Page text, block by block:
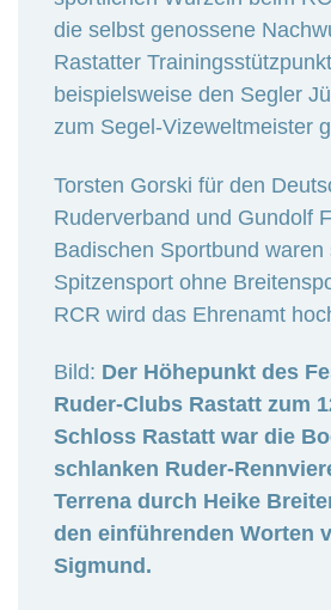
die selbst genossene
Rastatter
beispielsweise den Segler
zum Segel-Vizeweltmeister
Torsten Gorski für den
Ruderverband und Gundolf
Badischen Sportbund waren
Spitzensport ohne
RCR wird das Ehrenamt
Bild: Der Höhepunkt des
Ruder-Clubs Rastatt zum
Schloss Rastatt war die
schlanken Ruder-
Terrena durch Heike
den einführenden Worten
Sigmund.